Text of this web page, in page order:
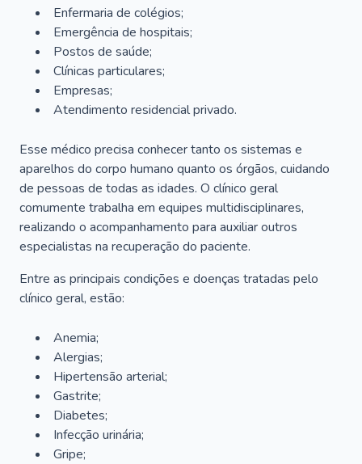
Enfermaria de colégios;
Emergência de hospitais;
Postos de saúde;
Clínicas particulares;
Empresas;
Atendimento residencial privado.
Esse médico precisa conhecer tanto os sistemas e
aparelhos do corpo humano quanto os órgãos, cuidando
de pessoas de todas as idades. O clínico geral
comumente trabalha em equipes multidisciplinares,
realizando o acompanhamento para auxiliar outros
especialistas na recuperação do paciente.
Entre as principais condições e doenças tratadas pelo
clínico geral, estão:
Anemia;
Alergias;
Hipertensão arterial;
Gastrite;
Diabetes;
Infecção urinária;
Gripe;